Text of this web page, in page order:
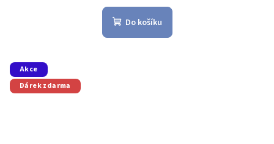
Do košíku
Akce
Dárek zdarma